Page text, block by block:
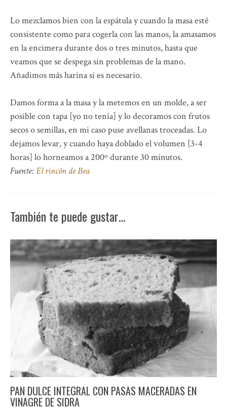
Lo mezclamos bien con la espátula y cuando la masa esté
consistente como para cogerla con las manos, la amasamos
en la encimera durante dos o tres minutos, hasta que
veamos que se despega sin problemas de la mano.
Añadimos más harina si es necesario.
Damos forma a la masa y la metemos en un molde, a ser
posible con tapa [yo no tenía] y lo decoramos con frutos
secos o semillas, en mi caso puse avellanas troceadas. Lo
dejamos levar, y cuando haya doblado el volumen [3-4
horas] lo horneamos a 200º durante 30 minutos.
Fuente:El rincón de Bea
También te puede gustar…
PAN DULCE INTEGRAL CON PASAS MACERADAS EN
VINAGRE DE SIDRA